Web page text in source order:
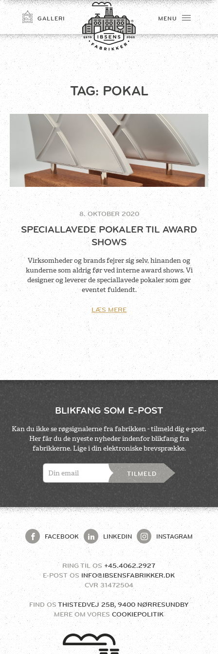
TILMELD
GALLERI MENU
TAG:POKAL
8. OKTOBER 2020
SPECIALLAVEDE POKALER TIL AWARD
SHOWS
Virksomheder og brands fejrer sig selv, hinanden og
kunderne som aldrig før ved interne award shows. Vi
designer og leverer de speciallavede pokaler som gør
eventet fuldendt.
LÆS MERE
BLIKFANG SOM E-POST
Kan du ikke se røgsignalerne fra fabrikken - tilmeld dig e-post.
Her får du de nyeste nyheder indenfor blikfang fra
fabrikkerne. Lige i din elektroniske brevsprække.
TILMELD
FACEBOOK LINKEDIN INSTAGRAM
RING TIL OS +45.4062.2927
E-POST OS INFO@IBSENSFABRIKKER.DK
MERE OM VORES COOKIEPOLITIK
FIND OS THISTEDVEJ 25B, 9400 NØRRESUNDBY
CVR 31472504